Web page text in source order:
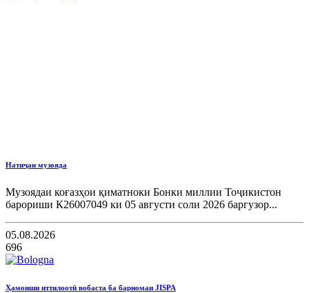
Натиҷаи музояда
Музоядаи коғазҳои қиматноки Бонки миллии Тоҷикистон
барориши К26007049 ки 05 августи соли 2026 баргузор...
05.08.2026
696
Ҳамоиши иттилоотӣ вобаста ба барномаи JISPA